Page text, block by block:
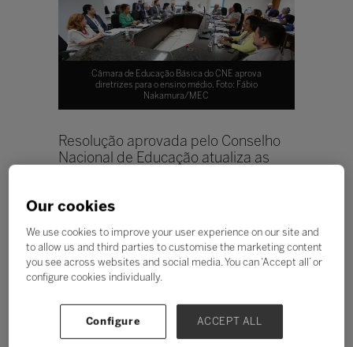
Câmara de Educação Básica do CNE aprova
diretrizes para o ensino médio. Foto: Fábio
Nakamura/MEC
Resolução aprovada pelo Conselho
Nacional de Educação atualiza as
estabelecer diretrizes gerais para os
itinerários formativos
A Câmara de Educação Básica (CEB) do Conselho
Nacional de Educação (CNE) aprovou por
Curriculares Nacionais para o Ensino Médioe
estabelece orientações gerais para os itinerários
Our cookies
We use cookies to improve your user experience on our site and
to allow us and third parties to customise the marketing content
you see across websites and social media. You can ‘Accept all’ or
configure cookies individually.
Configure ACCEPT ALL